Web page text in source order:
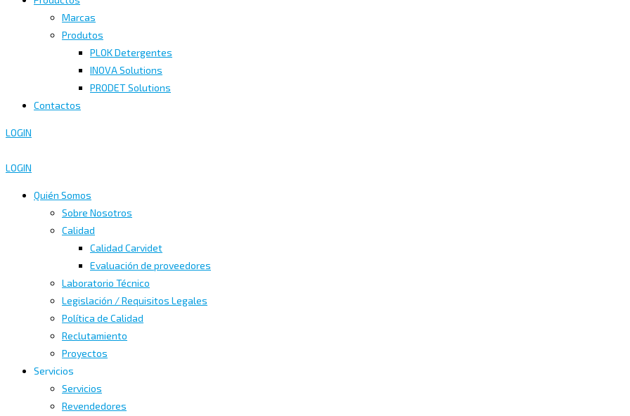
Marcas
Produtos
PLOK Detergentes
INOVA Solutions
PRODET Solutions
Contactos
LOGIN
LOGIN
Quién Somos
Sobre Nosotros
Calidad
Calidad Carvidet
Evaluación de proveedores
Laboratorio Técnico
Legislación / Requisitos Legales
Política de Calidad
Reclutamiento
Proyectos
Servicios
Servicios
Revendedores